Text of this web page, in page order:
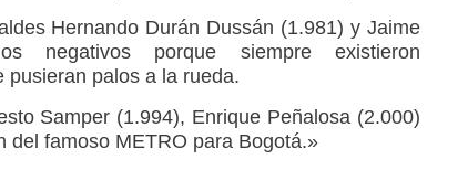
Hernando Durán Dussán (1.981) y Jaime
negativos porque siempre existieron
pusieran palos a la rueda.
Samper (1.994), Enrique Peñalosa (2.000)
del famoso METRO para Bogotá.»